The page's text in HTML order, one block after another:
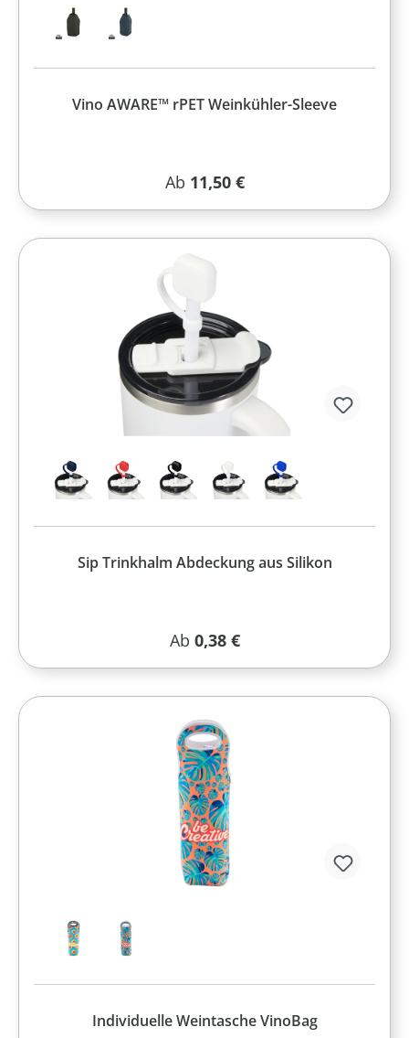
Vino AWARE™ rPET Weinkühler-Sleeve
Regulärer Preis:
Ab 11,50 €
Sip Trinkhalm Abdeckung aus Silikon
Regulärer Preis:
Ab 0,38 €
Individuelle Weintasche VinoBag